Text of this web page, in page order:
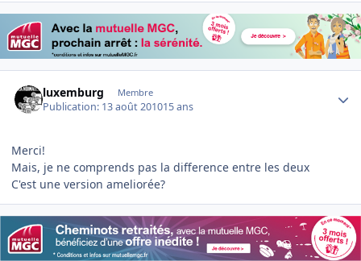
luxemburg Membre
Publication: 13 août 201015 ans
Merci!
Mais, je ne comprends pas la difference entre les deux
C'est une version ameliorée?